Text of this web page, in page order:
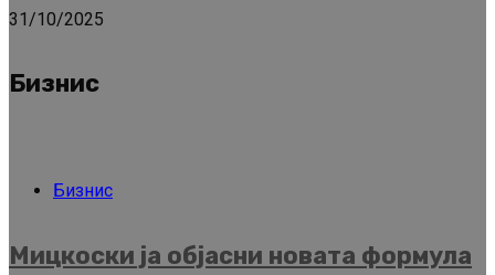
31/10/2025
Бизнис
Бизнис
Мицкоски ја објасни новата формула